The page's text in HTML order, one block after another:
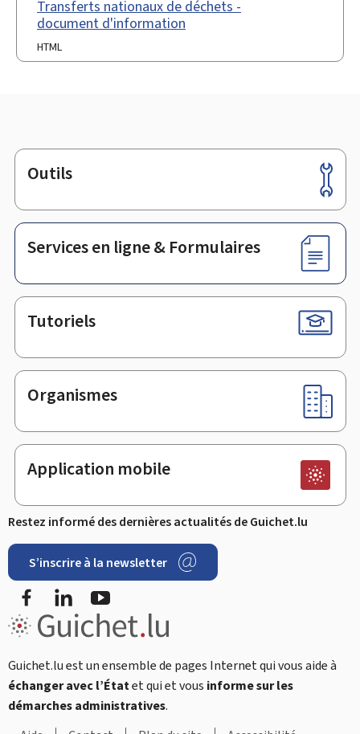
Transferts nationaux de déchets -
document d'information
HTML
Pied
de
page
Outils
Services en ligne & Formulaires
Tutoriels
Organismes
Application mobile
Restez informé des dernières actualités de Guichet.lu
S’inscrire à la newsletter
FacebookLinkedIn
Guichet.lu est un ensemble de pages Internet qui vous aide à
échanger avec l’Étatet qui et vous informe sur les
démarches administratives.